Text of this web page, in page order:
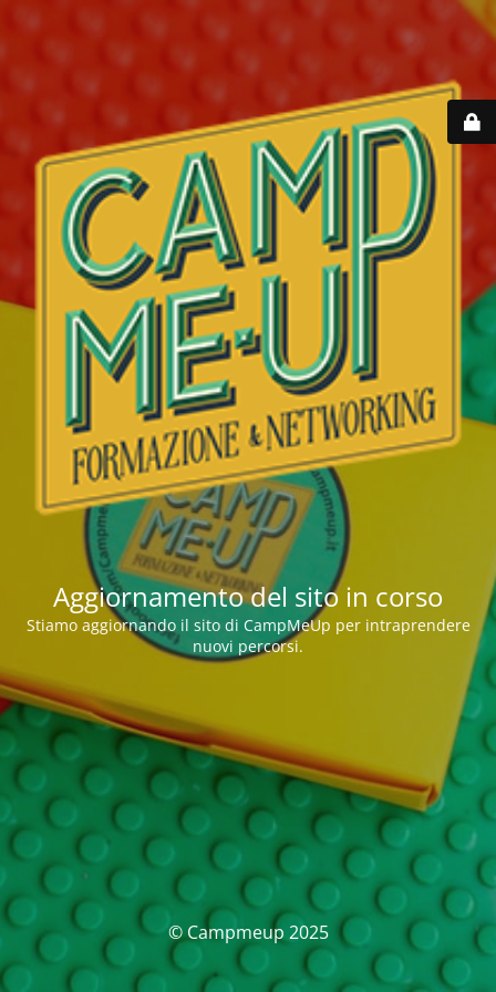
Aggiornamento del sito in corso
Stiamo aggiornando il sito di CampMeUp per intraprendere
nuovi percorsi.
© Campmeup 2025